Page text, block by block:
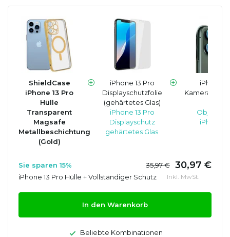
ShieldCase
iPhone 13 Pro
Hülle
Transparent
Magsafe
Metallbeschichtung
(Gold)
iPhone 13 Pro
Displayschutzfolie
(gehärtetes Glas)
iPhone 13 Pro
Displayschutz
gehärtetes Glas
iPhone
iPhone
Sie sparen 15% 35,97 € 30,97 €
iPhone 13 Pro Hülle + Vollständiger Schutz Inkl. MwSt.
In den Warenkorb
Beliebte Kombinationen